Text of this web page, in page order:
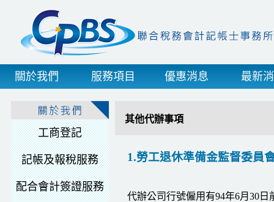
關於我們 服務項目 優惠消息 最新
工商登記
記帳及報稅服務
配合會計簽證服務
其他代辦事項
1.勞工退休準備金監督委員
代辦公司行號僱用有94年6月30